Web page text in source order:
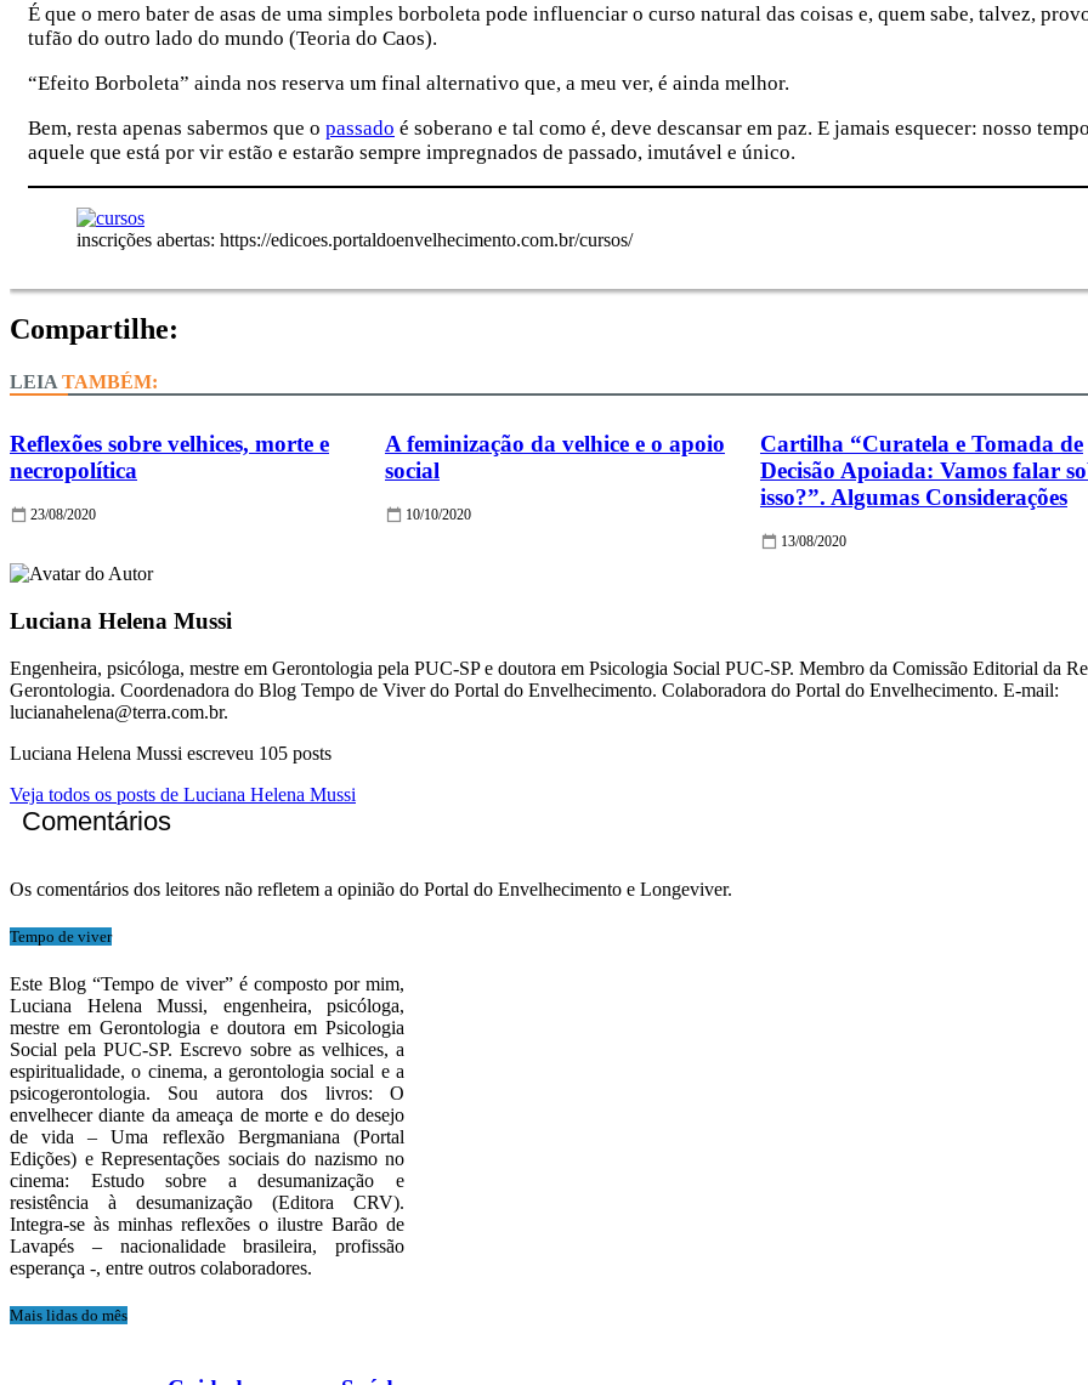
É que o mero bater de asas de uma simples borboleta pode influenciar o curso natural das coisas e, quem sabe, talvez,
tufão do outro lado do mundo (Teoria do Caos).
“Efeito Borboleta” ainda nos reserva um final alternativo que, a meu ver, é ainda melhor.
Bem, resta apenas sabermos que o passado é soberano e tal como é, deve descansar em paz. E jamais esquecer: nosso
aquele que está por vir estão e estarão sempre impregnados de passado, imutável e único.
inscrições abertas: https://edicoes.portaldoenvelhecimento.com.br/cursos/
Compartilhe:
TAMBÉM:
Reflexões sobre velhices, morte e
necropolítica
23/08/2020
A feminização da velhice e o apoio
social
10/10/2020
Cartilha “Curatela e Tomada de
Decisão Apoiada: Vamos falar
isso?”. Algumas Considerações
13/08/2020
Luciana Helena Mussi
Engenheira, psicóloga, mestre em Gerontologia pela PUC-SP e doutora em Psicologia Social PUC-SP. Membro da Comissão Editorial da
Gerontologia. Coordenadora do Blog Tempo de Viver do Portal do Envelhecimento. Colaboradora do Portal do Envelhecimento. E-mail:
lucianahelena@terra.com.br.
Luciana Helena Mussi escreveu 105 posts
Veja todos os posts de Luciana Helena Mussi
Comentários
Os comentários dos leitores não refletem a opinião do Portal do Envelhecimento e Longeviver.
Tempo de viver
Este Blog “Tempo de viver” é composto por mim,
Luciana Helena Mussi, engenheira, psicóloga,
mestre em Gerontologia e doutora em Psicologia
Social pela PUC-SP. Escrevo sobre as velhices, a
espiritualidade, o cinema, a gerontologia social e a
psicogerontologia. Sou autora dos livros: O
envelhecer diante da ameaça de morte e do desejo
de vida – Uma reflexão Bergmaniana (Portal
Edições) e Representações sociais do nazismo no
cinema: Estudo sobre a desumanização e
resistência à desumanização (Editora CRV).
Integra-se às minhas reflexões o ilustre Barão de
Lavapés – nacionalidade brasileira, profissão
esperança -, entre outros colaboradores.
Mais lidas do mês